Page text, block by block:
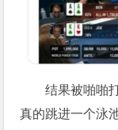
结果被啪啪
真的跳进一个泳